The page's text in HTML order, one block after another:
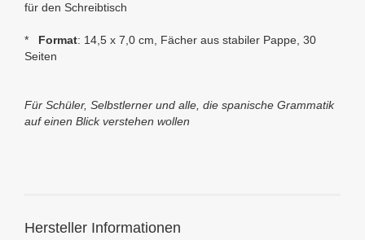
für den Schreibtisch
* Format: 14,5 x 7,0 cm, Fächer aus stabiler Pappe, 30
Seiten
Für Schüler, Selbstlerner und alle, die spanische Grammatik
auf einen Blick verstehen wollen
Hersteller Informationen